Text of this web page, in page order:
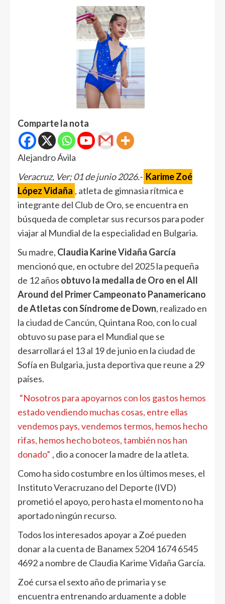
Comparte la nota
Alejandro Ávila
Veracruz, Ver; 01 de junio 2026.- Karime Zoé
López Vidaña , atleta de gimnasia rítmica e
integrante del Club de Oro, se encuentra en
búsqueda de completar sus recursos para poder
viajar al Mundial de la especialidad en Bulgaria.
Su madre, Claudia Karine Vidaña García
mencionó que, en octubre del 2025 la pequeña
de 12 años obtuvo la medalla de Oro en el All
Around del Primer Campeonato Panamericano
de Atletas con Síndrome de Down, realizado en
la ciudad de Cancún, Quintana Roo, con lo cual
obtuvo su pase para el Mundial que se
desarrollará el 13 al 19 de junio en la ciudad de
Sofía en Bulgaria, justa deportiva que reune a 29
países.
“Nosotros para apoyarnos con los gastos hemos
estado vendiendo muchas cosas, entre ellas
vendemos pays, vendemos termos, hemos hecho
rifas, hemos hecho boteos, también nos han
donado” , dio a conocer la madre de la atleta.
Como ha sido costumbre en los últimos meses, el
Instituto Veracruzano del Deporte (IVD)
prometió el apoyo, pero hasta el momento no ha
aportado ningún recurso.
Todos los interesados apoyar a Zoé pueden
donar a la cuenta de Banamex 5204 1674 6545
4692 a nombre de Claudia Karime Vidaña García.
Zoé cursa el sexto año de primaria y se
encuentra entrenando arduamente a doble